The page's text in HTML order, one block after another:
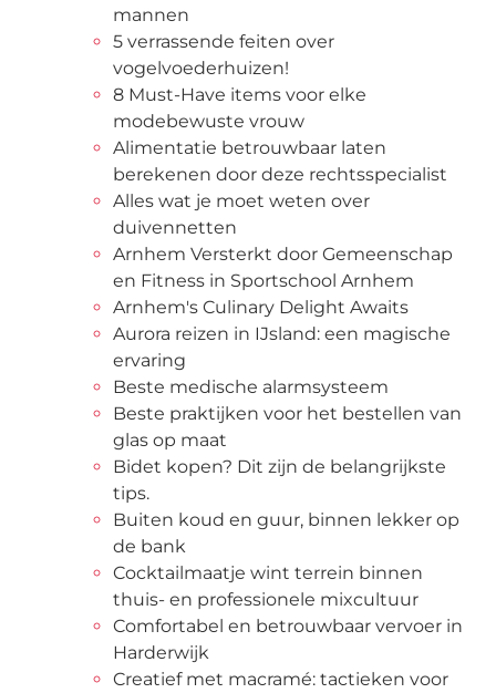
mannen
5 verrassende feiten over
vogelvoederhuizen!
8 Must-Have items voor elke
modebewuste vrouw
Alimentatie betrouwbaar laten
berekenen door deze rechtsspecialist
Alles wat je moet weten over
duivennetten
Arnhem Versterkt door Gemeenschap
en Fitness in Sportschool Arnhem
Arnhem's Culinary Delight Awaits
Aurora reizen in IJsland: een magische
ervaring
Beste medische alarmsysteem
Beste praktijken voor het bestellen van
glas op maat
Bidet kopen? Dit zijn de belangrijkste
tips.
Buiten koud en guur, binnen lekker op
de bank
Cocktailmaatje wint terrein binnen
thuis- en professionele mixcultuur
Comfortabel en betrouwbaar vervoer in
Harderwijk
Creatief met macramé: tactieken voor